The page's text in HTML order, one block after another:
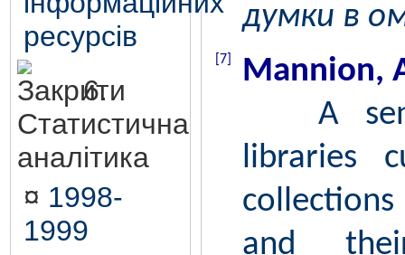
ресурсів
6.
Статистична
аналітика
¤ 1998-
1999
думки в
[7]
Mannion,
A
libraries
and